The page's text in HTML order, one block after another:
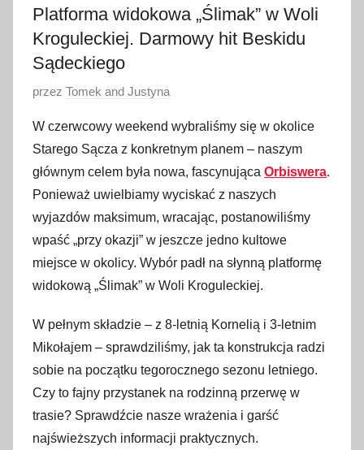
Platforma widokowa „Ślimak” w Woli
Kroguleckiej. Darmowy hit Beskidu
Sądeckiego
O
u
b
l
i
k
o
w
a
o
7
l
i
p
przez Tomek and Justyna
W czerwcowy weekend wybraliśmy się w okolice
Starego Sącza z konkretnym planem – naszym
głównym celem była nowa, fascynująca Orbiswera.
Ponieważ uwielbiamy wyciskać z naszych
wyjazdów maksimum, wracając, postanowiliśmy
wpaść „przy okazji” w jeszcze jedno kultowe
miejsce w okolicy. Wybór padł na słynną platformę
widokową „Ślimak” w Woli Kroguleckiej.
W pełnym składzie – z 8-letnią Kornelią i 3-letnim
Mikołajem – sprawdziliśmy, jak ta konstrukcja radzi
sobie na początku tegorocznego sezonu letniego.
Czy to fajny przystanek na rodzinną przerwę w
trasie? Sprawdźcie nasze wrażenia i garść
najświeższych informacji praktycznych.